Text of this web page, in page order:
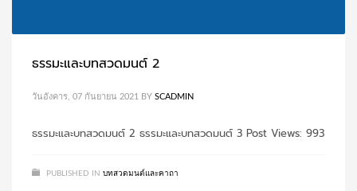
ธรรมะและบทสวดมนต์ 2
วันอังคาร, 07 กันยายน 2021 BY SCADMIN
ธรรมะและบทสวดมนต์ 2 ธรรมะและบทสวดมนต์ 3 Post Views: 993
PUBLISHED IN บทสวดมนต์และคาถา